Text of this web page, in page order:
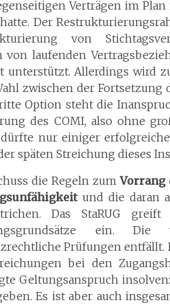
Verträgen im
Der
von
von laufenden
Allerdings wird
zwischen der Fortsetzung
Option steht die
des COMI, also ohne
nur einiger
späten Streichung dieses
die Regeln zumVorrang
und die daran
Das StaRUG
ein.
Prüfungen entfällt.
bei den
Geltungsanspruch
Es ist aber auch